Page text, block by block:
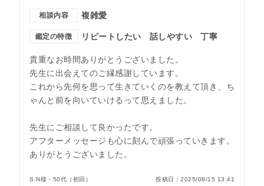
相談内容 複雑愛
鑑定の特徴 リピートしたい 話しやすい 丁寧
貴重なお時間ありがとうございました。
先生に出会えてのご縁感謝しています。
これから先何を思って生きていくのを教えて頂き、ち
ゃんと前を向いていけるって思えました。
先生にご相談して良かったです。
アフターメッセージも心に刻んで頑張っていきます。
ありがとうございました。
S.N様・50代（初回） 投稿日： 2025/08/15 13:41